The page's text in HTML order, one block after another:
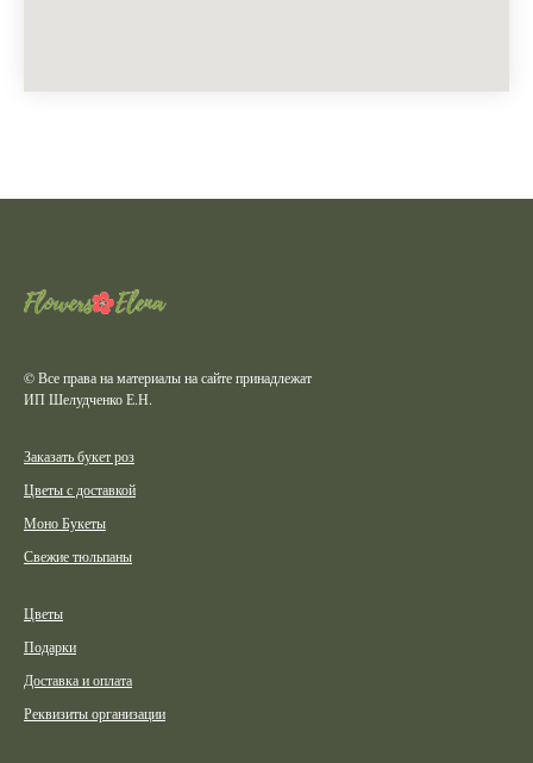
© Все права на материалы на сайте принадлежат
ИП Шелудченко Е.Н.
Заказать букет роз
Цветы с доставкой
Моно Букеты
Свежие тюльпаны
Цветы
Подарки
Доставка и оплата
Реквизиты организации